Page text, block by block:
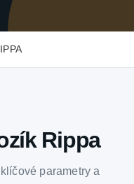
Rippa
parametry a